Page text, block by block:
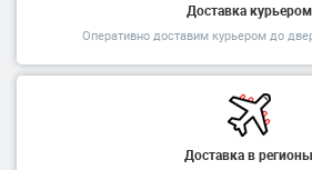
Доставка курьером
Оперативно доставим курьером до
Доставка в регионы